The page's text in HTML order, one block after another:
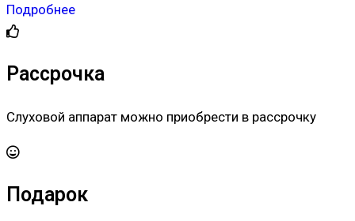
Подробнее
Рассрочка
Слуховой аппарат можно приобрести в рассрочку
Подарок